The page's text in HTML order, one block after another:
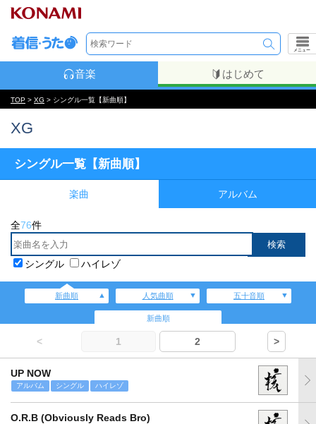
メニュー
音楽 はじめて
TOP > XG > シングル一覧【新曲順】
XG
シングル一覧【新曲順】
楽曲 アルバム
全76件
シングル ハイレゾ
新曲順 人気曲順 五十音順
新曲順
< 1 2 >
UP NOW
アルバム シングル ハイレゾ
O.R.B (Obviously Reads Bro)